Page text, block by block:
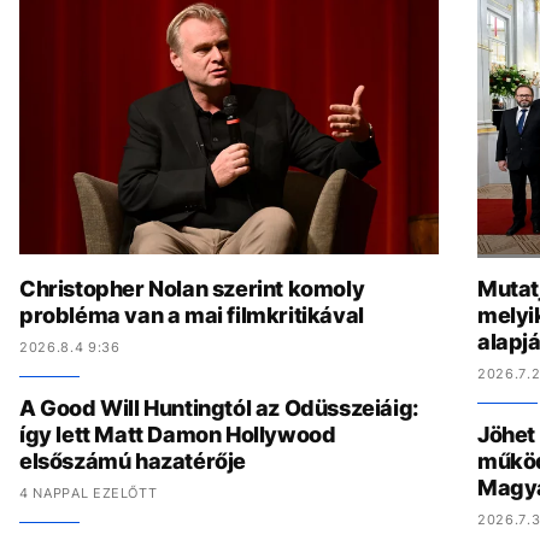
Christopher Nolan szerint komoly
probléma van a mai filmkritikával
2026.8.4 9:36
A Good Will Huntingtól az Odüsszeiáig:
így lett Matt Damon Hollywood
elsőszámú hazatérője
4 NAPPAL EZELŐTT
Jöhet